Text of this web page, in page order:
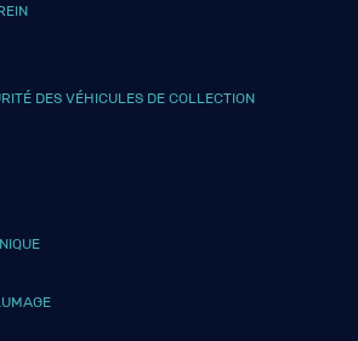
DES VÉHICULES DE COLLECTION